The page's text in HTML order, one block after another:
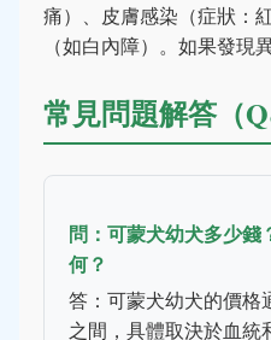
痛）、皮膚感染（症狀：
（如白內障）。如果發現
常見問題解答（
問：可蒙犬幼犬多少錢
何？
答：可蒙犬幼犬的價格
之間，具體取決於血統